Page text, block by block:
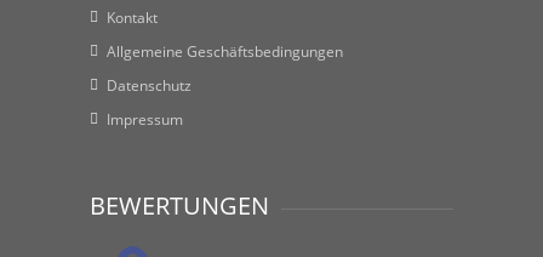
Kontakt
Allgemeine Geschäftsbedingungen
Datenschutz
Impressum
BEWERTUNGEN